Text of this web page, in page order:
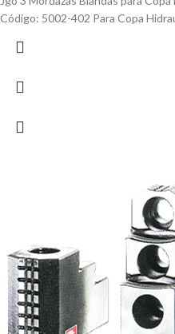
Código: 5002-402 Para Copa